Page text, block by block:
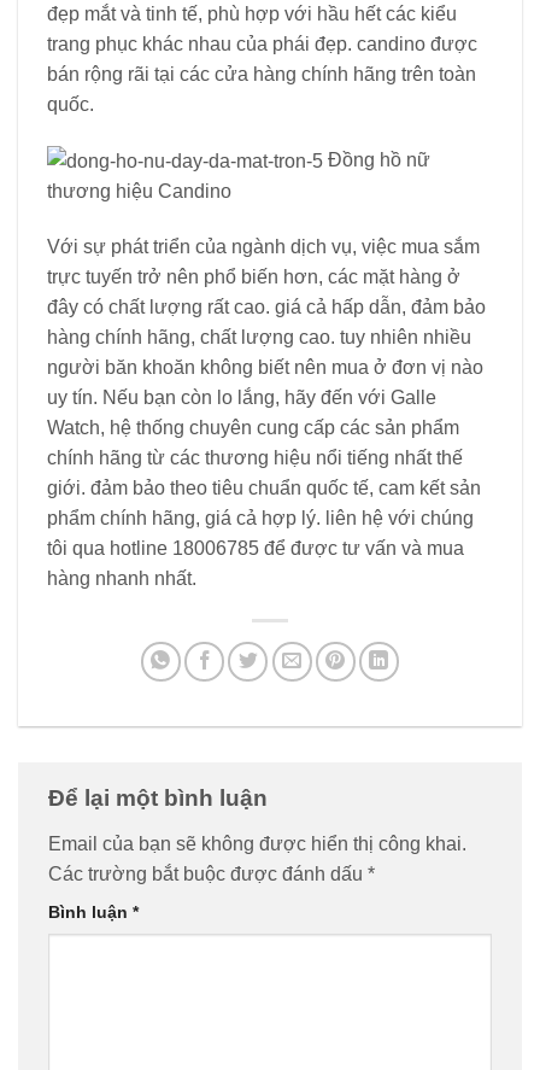
đẹp mắt và tinh tế, phù hợp với hầu hết các kiểu
trang phục khác nhau của phái đẹp. candino được
bán rộng rãi tại các cửa hàng chính hãng trên toàn
quốc.
Đồng hồ nữ
thương hiệu Candino
Với sự phát triển của ngành dịch vụ, việc mua sắm
trực tuyến trở nên phổ biến hơn, các mặt hàng ở
đây có chất lượng rất cao. giá cả hấp dẫn, đảm bảo
hàng chính hãng, chất lượng cao. tuy nhiên nhiều
người băn khoăn không biết nên mua ở đơn vị nào
uy tín. Nếu bạn còn lo lắng, hãy đến với Galle
Watch, hệ thống chuyên cung cấp các sản phẩm
chính hãng từ các thương hiệu nổi tiếng nhất thế
giới. đảm bảo theo tiêu chuẩn quốc tế, cam kết sản
phẩm chính hãng, giá cả hợp lý. liên hệ với chúng
tôi qua hotline 18006785 để được tư vấn và mua
hàng nhanh nhất.
Để lại một bình luận
Email của bạn sẽ không được hiển thị công khai.
Các trường bắt buộc được đánh dấu *
Bình luận *